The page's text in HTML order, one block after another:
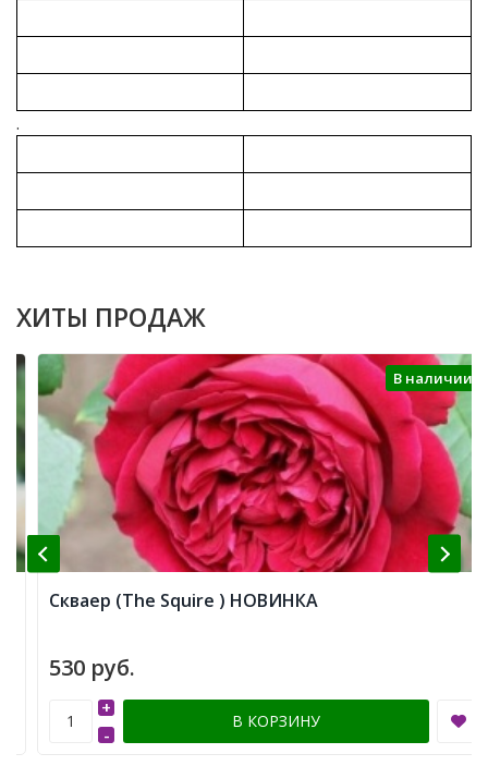
.
ХИТЫ ПРОДАЖ
В наличии
Скваер (The Squire ) НОВИНКА
530 руб.
В КОРЗИНУ